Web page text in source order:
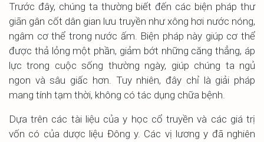
Trước đây, chúng ta thường biết đến các biện pháp thư
giãn gân cốt dân gian lưu truyền như xông hơi nước nóng,
ngâm cơ thể trong nước ấm. Biện pháp này giúp cơ thể
được thả lỏng một phần, giảm bớt những căng thẳng, áp
lực trong cuộc sống thường ngày, giúp chúng ta ngủ
ngon và sâu giấc hơn. Tuy nhiên, đây chỉ là giải pháp
mang tính tạm thời, không có tác dụng chữa bệnh.
Dựa trên các tài liệu của y học cổ truyền và các giá trị
vốn có của dược liệu Đông y. Các vị lương y đã nghiên